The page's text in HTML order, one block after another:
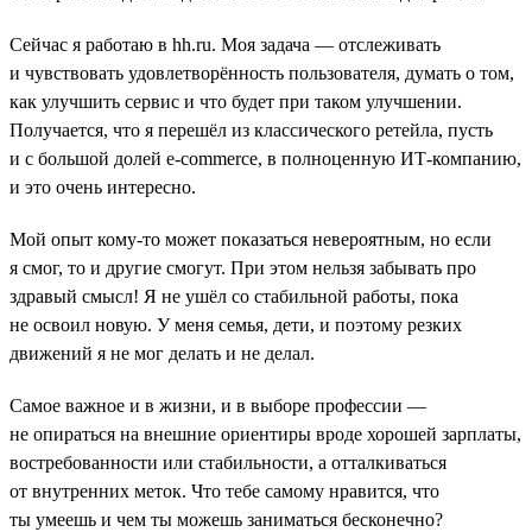
Сейчас я работаю в hh.ru. Моя задача — отслеживать
и чувствовать удовлетворённость пользователя, думать о том,
как улучшить сервис и что будет при таком улучшении.
Получается, что я перешёл из классического ретейла, пусть
и с большой долей e-commerce, в полноценную ИТ-компанию,
и это очень интересно.
Мой опыт кому-то может показаться невероятным, но если
я смог, то и другие смогут. При этом нельзя забывать про
здравый смысл! Я не ушёл со стабильной работы, пока
не освоил новую. У меня семья, дети, и поэтому резких
движений я не мог делать и не делал.
Самое важное и в жизни, и в выборе профессии —
не опираться на внешние ориентиры вроде хорошей зарплаты,
востребованности или стабильности, а отталкиваться
от внутренних меток. Что тебе самому нравится, что
ты умеешь и чем ты можешь заниматься бесконечно?